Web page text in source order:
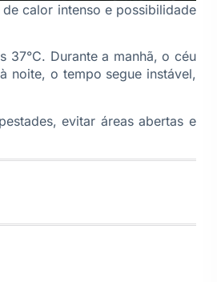
calor intenso e possibilidade
37°C. Durante a manhã, o céu
noite, o tempo segue instável,
evitar áreas abertas e